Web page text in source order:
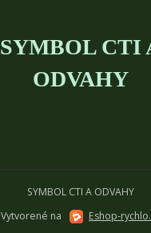
SYMBOL CTI
ODVAHY
SYMBOL CTI A ODVAHY
Vytvorené na
Eshop-